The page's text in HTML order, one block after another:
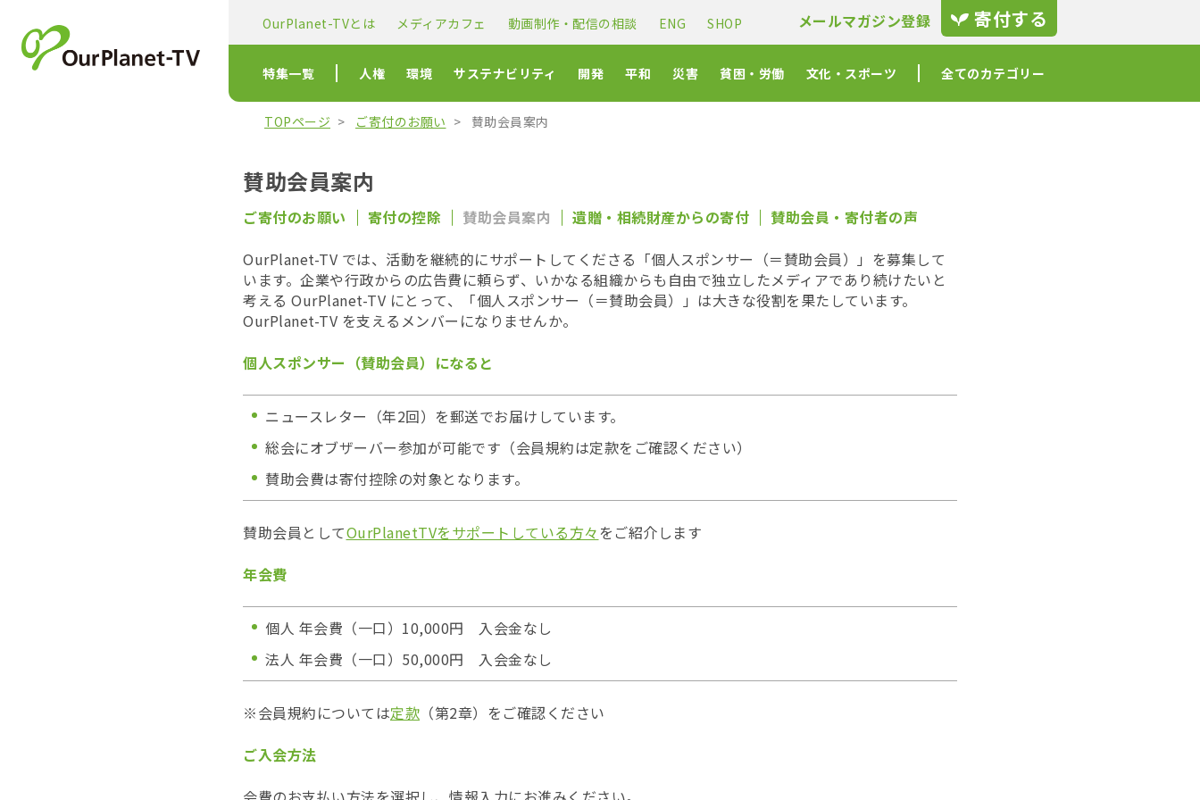
OurPlanet-TVとは メディアカフェ 動画制作・配信の相談 ENG SHOP メールマガジン登録 寄付する
特集一覧 人権 環境 サステナビリティ 開発 平和 災害 貧困・労働 文化・スポーツ 全てのカテゴリー
TOPページ ご寄付のお願い 賛助会員案内
賛助会員案内
ご寄付のお願い 寄付の控除 賛助会員案内 遺贈・相続財産からの寄付
賛助会員・寄付者の声
OurPlanet-TV では、活動を継続的にサポートしてくださる「個人スポンサー（＝賛助会員）」を募集して
います。企業や行政からの広告費に頼らず、いかなる組織からも自由で独立したメディアであり続けたいと
考える OurPlanet-TV にとって、「個人スポンサー（＝賛助会員）」は大きな役割を果たしています。
OurPlanet-TV を支えるメンバーになりませんか。
個人スポンサー（賛助会員）になると
ニュースレター（年2回）を郵送でお届けしています。
総会にオブザーバー参加が可能です（会員規約は定款をご確認ください）
賛助会費は寄付控除の対象となります。
賛助会員としてOurPlanetTVをサポートしている方々 をご紹介します
年会費
個人 年会費（一口）10,000円 入会金なし
法人 年会費（一口）50,000円 入会金なし
※会員規約については定款 （第2章）をご確認ください
ご入会方法